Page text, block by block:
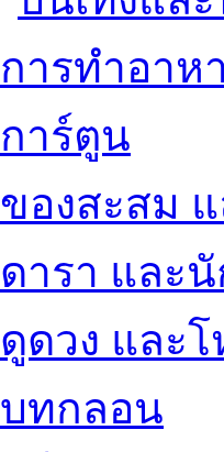
การทำอาห
การ์ตูน
ของสะสม แ
ดารา และนั
ดูดวง และ
บทกลอน